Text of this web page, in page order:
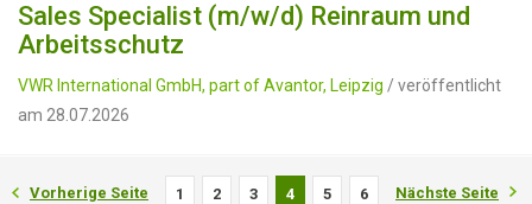
Sales Specialist (m/w/d) Reinraum und
Arbeitsschutz
VWR International GmbH, part of Avantor, Leipzig / veröffentlicht
am 28.07.2026
Vorherige Seite 1 2 3 4 5 6 Nächste Seite